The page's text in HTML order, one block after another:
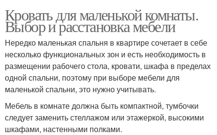
Кровать для маленькой комнаты.
Выбор и расстановка мебели
Нередко маленькая спальня в квартире сочетает в себе
несколько функциональных зон и есть необходимость в
размещении рабочего стола, кровати, шкафа в пределах
одной спальни, поэтому при выборе мебели для
маленькой спальни, это нужно учитывать.
Мебель в комнате должна быть компактной, тумбочки
следует заменить стеллажом или этажеркой, высокими
шкафами, настенными полками.